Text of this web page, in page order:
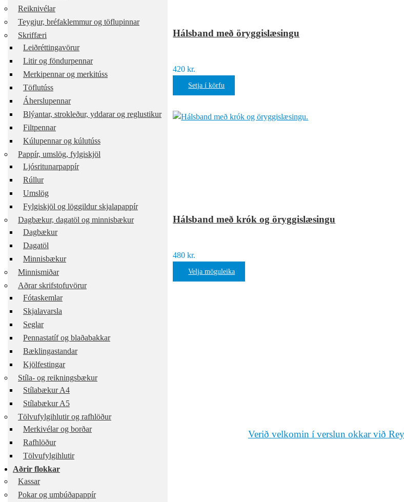
Verið velkomin í verslun okkar við
Hálsband með öryggislæsingu
420kr.
Setja í körfu
Hálsband með krók og öryggislæsingu
480kr.
Velja möguleika
Reiknivélar
Teygjur, bréfaklemmur og töflupinnar
Skriffæri
Leiðréttingavörur
Litir og föndurpennar
Merkipennar og merkitúss
Töflutúss
Áherslupennar
Blýantar, strokleður, yddarar og reglustikur
Filtpennar
Kúlupennar og kúlutúss
Pappír, umslög, fylgiskjöl
Ljósritunarpappír
Rúllur
Umslög
Fylgiskjöl og löggildur skjalapappír
Dagbækur, dagatöl og minnisbækur
Dagbækur
Dagatöl
Minnisbækur
Minnismiðar
Aðrar skrifstofuvörur
Fótaskemlar
Skjalavarsla
Seglar
Pennastatíf og blaðabakkar
Bæklingastandar
Kjölfestingar
Stíla- og reikningsbækur
Stílabækur A4
Stílabækur A5
Tölvufylgihlutir og rafhlöður
Merkivélar og borðar
Rafhlöður
Tölvufylgihlutir
Aðrir flokkar
Kassar
Pokar og umbúðapappír